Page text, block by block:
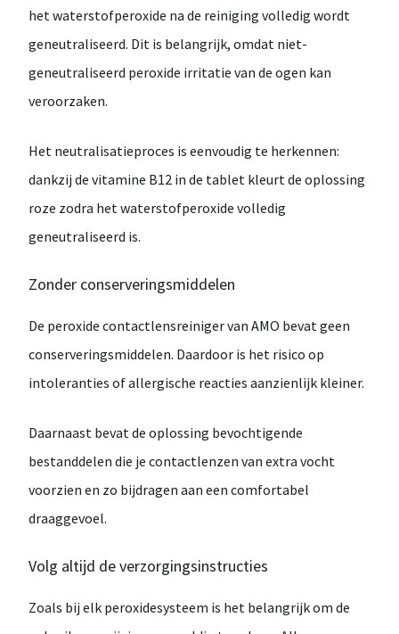
hetwaterstofperoxide na de reiniging volledig wordt
geneutraliseerd. Dit is belangrijk, omdat niet-
geneutraliseerd peroxide irritatie van de ogen kan
veroorzaken.
Het neutralisatieproces is eenvoudig te herkennen:
dankzij de vitamine B12 in de tablet kleurtde oplossing
roze zodra hetwaterstofperoxide volledig
geneutraliseerd is.
Zonder conserveringsmiddelen
De peroxide contactlensreinigervan AMO bevatgeen
conserveringsmiddelen. Daardoor is het risico op
intoleranties ofallergische reacties aanzienlijk kleiner.
Daarnaast bevatde oplossing bevochtigende
bestanddelen die je contactlenzen van extra vocht
voorzien en zo bijdragen aan een comfortabel
draaggevoel.
Volg altijd deverzorgingsinstructies
Zoals bij elk peroxidesysteem is het belangrijkom de